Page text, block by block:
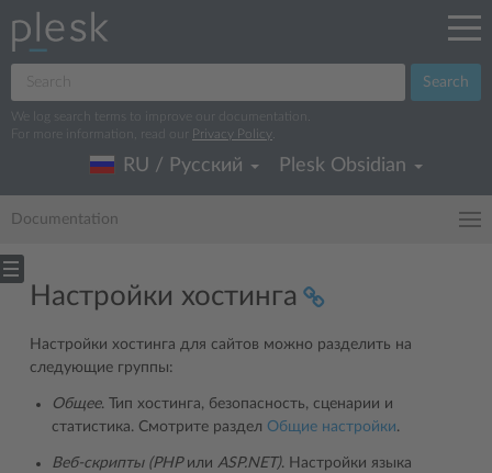
Search
We log search terms to improve our documentation.
For more information, read our
Privacy Policy
RU / Русский Plesk Obsidian
Documentation
Настройки хостинга
Настройки хостинга для сайтов можно разделить на
следующие группы:
Общее. Тип хостинга, безопасность, сценарии и
статистика. Смотрите раздел Общие настройки.
Веб-скрипты (PHPили ASP.NET). Настройки языка